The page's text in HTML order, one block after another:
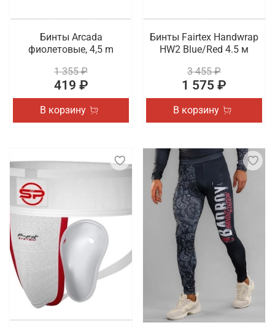
Бинты Arcada
фиолетовые, 4,5 m
1 355 ₽
419 ₽
В корзину
Бинты Fairtex Handwrap
HW2 Blue/Red 4.5 м
3 455 ₽
1 575 ₽
В корзину